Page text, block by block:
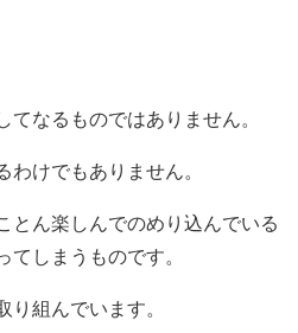
てなるものではありません。
わけでもありません。
とん楽しんでのめり込んでいる
てしまうものです。
り組んでいます。